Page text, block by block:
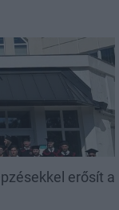
erősít a